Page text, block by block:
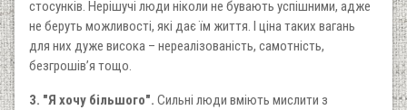
стосунків. Нерішучі люди ніколи не бувають успішними, адже
не беруть можливості, які дає їм життя. І ціна таких вагань
для них дуже висока – нереалізованість, самотність,
безгрошів’я тощо.
3. "Я хочу більшого". Сильні люди вміють мислити з